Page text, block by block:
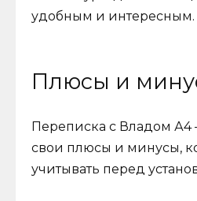
удобным и интересным.
Плюсы и
Переписка с Владом
свои плюсы и минусы,
учитывать перед